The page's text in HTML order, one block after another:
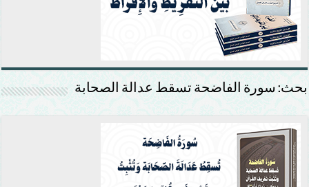
بحث: سورة الفاضحة تسقط عدالة الصحابة